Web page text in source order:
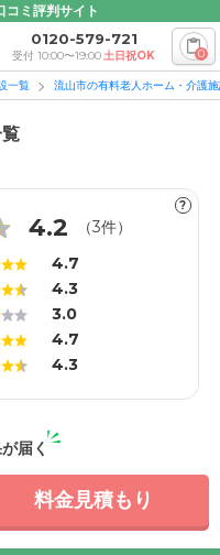
コミ評判サイト
0120-579-721
受付 10:00〜19:00土日祝OK 0
一覧 流山市の有料老人ホーム・介護
?
4.2 （3件）
4.7
4.3
3.0
4.7
4.3
届く
料金見積もり